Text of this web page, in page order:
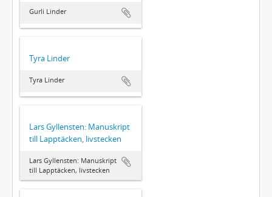
Gurli Linder
Tyra Linder
Tyra Linder
Lars Gyllensten: Manuskript
till Lapptäcken, livstecken
Lars Gyllensten: Manuskript
till Lapptäcken, livstecken